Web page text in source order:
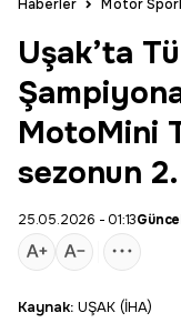
Haberler Motor
Uşak’ta
MotoMini
sezonun 2.
25.05.2026 - 01:13
Kaynak: UŞAK (İHA)